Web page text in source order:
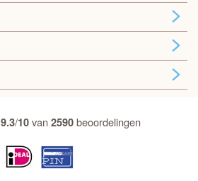
9.3/10van2590beoordelingen